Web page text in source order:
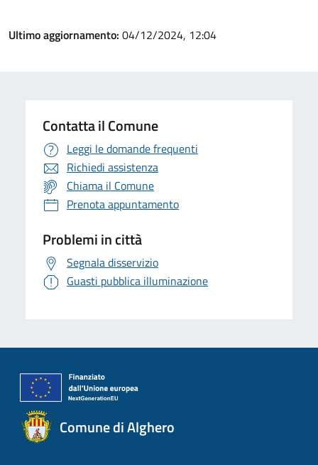
Ultimo aggiornamento: 04/12/2024, 12:04
Contatta il Comune
Leggi le domande frequenti
Richiedi assistenza
Chiama il Comune
Prenota appuntamento
Problemi in città
Segnala disservizio
Guasti pubblica illuminazione
Comune di Alghero